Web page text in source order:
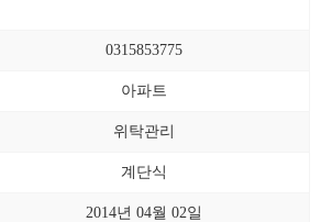
0315853775
아파트
위탁관리
계단식
2014년 04월 02일